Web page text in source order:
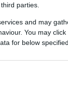
parties.
and may
You may
for below
το ένα με